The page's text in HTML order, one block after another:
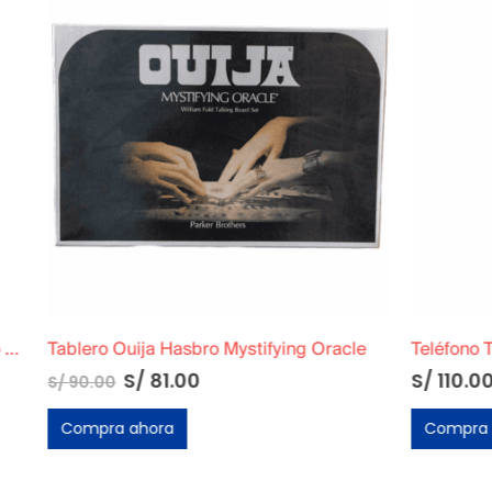
Hasbro Mystifying Oracle Teléfono Transparente